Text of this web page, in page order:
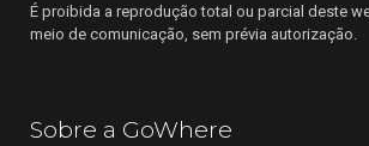
É proibida a reprodução total ou parcial deste
meio de comunicação, sem prévia autorização.
Sobre a GoWhere